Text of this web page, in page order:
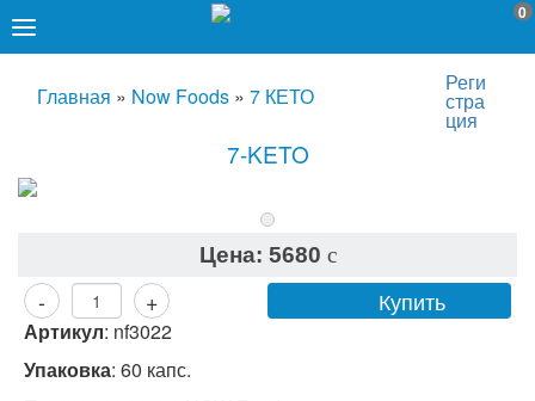
0
Реги
стра
ция
Главная » Now Foods » 7 КЕТО
7-KETO
Цена: 5680 c
- + Купить
Артикул: nf3022
Упаковка: 60 капс.